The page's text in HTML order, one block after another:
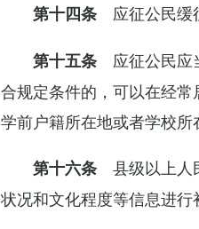
第十四条 应征公民缓
第十五条 应征公民应
合规定条件的，可以在经
学前户籍所在地或者学校所
第十六条 县级以上人
状况和文化程度等信息进行